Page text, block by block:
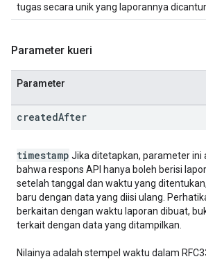
tugas secara unik yang laporannya
Parameter kueri
Parameter
createdAfter
timestamp Jika ditetapkan, parameter ini
bahwa respons API hanya boleh berisi
setelah tanggal dan waktu yang
baru dengan data yang diisi ulang.
berkaitan dengan waktu laporan dibuat,
terkait dengan data yang ditampilkan.
Nilainya adalah stempel waktu dalam